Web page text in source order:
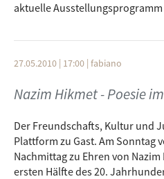
aktuelle
27.05.2010 | 17:00 | fabiano
Nazim Hikmet - Poesie
Der Freundschafts, Kultur und
Plattform zu Gast. Am Sonntag
Nachmittag zu Ehren von
ersten Hälfte des 20.